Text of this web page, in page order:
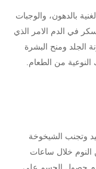
بالدهون، والوجبات
في الدم الامر الذي
الجلد ومنح البشرة
النوعية من الطعام.
وتجنب الشيخوخة
خلال ساعات